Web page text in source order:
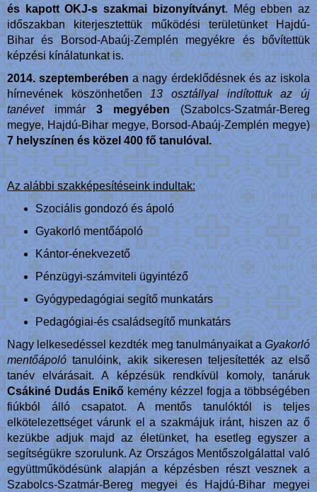
és kapott OKJ-s szakmai bizonyítványt. Még ebben az
időszakban kiterjesztettük működési területünket Hajdú-
Bihar és Borsod-Abaúj-Zemplén megyékre és bővítettük
képzési kínálatunkat is.
2014. szeptemberébena nagy érdeklődésnek és az iskola
hírnevének köszönhetően13 osztállyal indítottuk az új
tanévetimmár3 megyében(Szabolcs-Szatmár-Bereg
megye, Hajdú-Bihar megye, Borsod-Abaúj-Zemplén megye)
7 helyszínen és közel 400 fő tanulóval.
Az alábbi szakképesítéseink indultak:
Szociális gondozó és ápoló
Gyakorló mentőápoló
Kántor-énekvezető
Pénzügyi-számviteli ügyintéző
Gyógypedagógiai segítő munkatárs
Pedagógiai-és családsegítő munkatárs
Nagy lelkesedéssel kezdték meg tanulmányaikat aGyakorló
mentőápolótanulóink, akik sikeresen teljesítették az első
tanév elvárásait. A képzésük rendkívül komoly, tanáruk
Csákiné Dudás Enikőkemény kézzel fogja a többségében
fiúkból álló csapatot. A mentős tanulóktól is teljes
elkötelezettséget várunk el a szakmájuk iránt, hiszen az ő
kezükbe adjuk majd az életünket, ha esetleg egyszer a
segítségükre szorulunk. Az Országos Mentőszolgálattal való
együttműködésünk alapján a képzésben részt vesznek a
Szabolcs-Szatmár-Bereg megyei és Hajdú-Bihar megyei